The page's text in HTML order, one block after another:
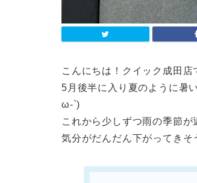
こんにちは！クイック成田店
5月後半に入り夏のように暑
ω-`)
これから少しずつ雨の季節
気分がだんだん下がってきそ